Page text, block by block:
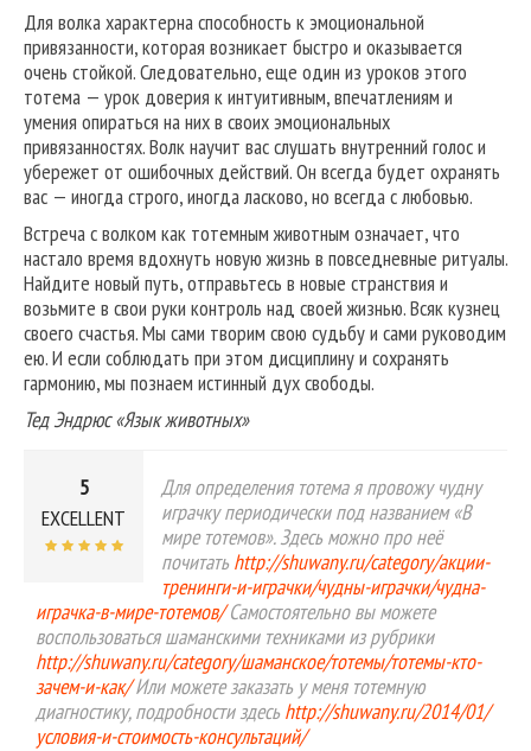
Для волка характерна способность к эмоциональной
привязанности, которая возникает быстро и оказывается
очень стойкой. Следовательно, еще один из уроков этого
тотема — урок доверия к интуитивным, впечатлениям и
умения опираться на них в своих эмоциональных
привязанностях. Волк научит вас слушать внутренний голос и
убережет от ошибочных действий. Он всегда будет охранять
вас — иногда строго, иногда ласково, но всегда с любовью.
Встреча с волком как тотемным животным означает, что
настало время вдохнуть новую жизнь в повседневные ритуалы.
Найдите новый путь, отправьтесь в новые странствия и
возьмите в свои руки контроль над своей жизнью. Всяк кузнец
своего счастья. Мы сами творим свою судьбу и сами руководим
ею. И если соблюдать при этом дисциплину и сохранять
гармонию, мы познаем истинный дух свободы.
Тед Эндрюс «Язык животных»
5
EXCELLENT
Для определения тотема я провожу чудну
играчку периодически под названием «В
мире тотемов». Здесь можно про неё
почитать http://shuwany.ru/category/акции-
тренинги-и-играчки/чудны-играчки/чудна-
играчка-в-мире-тотемов/Самостоятельно вы можете
воспользоваться шаманскими техниками из рубрики
http://shuwany.ru/category/шаманское/тотемы/тотемы-кто-
зачем-и-как/Или можете заказать у меня тотемную
диагностику, подробности здесь http://shuwany.ru/2014/01/
условия-и-стоимость-консультаций/